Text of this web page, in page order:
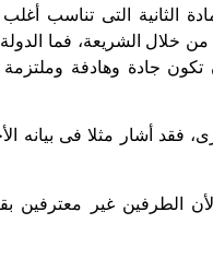
الثانية التى تناسب
الشريعة، فما الدولة
تكون جادة وهادفة
أشار مثلا فى بيانه
الطرفين غير معترفين